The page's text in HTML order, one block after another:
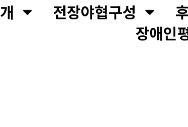
전장야협구성
장애인